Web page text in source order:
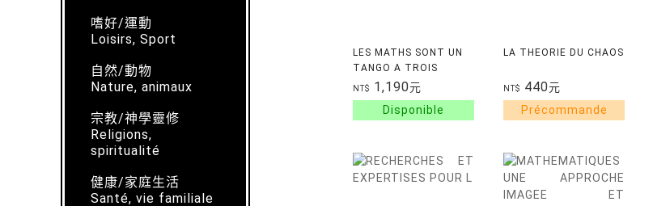
嗜好/運動
Loisirs, Sport
自然/動物
Nature, animaux
宗教/神學靈修
Religions,
spiritualité
健康/家庭生活
Santé, vie familiale
LES MATHS SONT UN
TANGO A TROIS
TEMPS
NT$ 1,190元
LA THEORIE DU CHAOS
NT$ 440元